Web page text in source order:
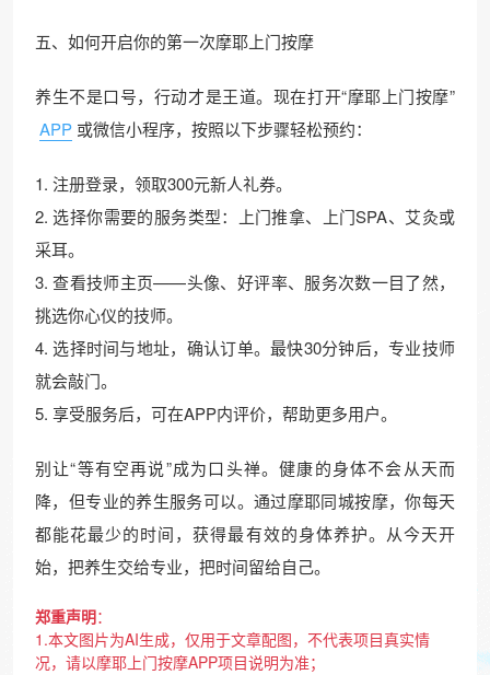
五、如何开启你的第一次摩耶上门按摩
养生不是口号，行动才是王道。现在打开“摩耶上门按摩”
APP 或微信小程序，按照以下步骤轻松预约：
1. 注册登录，领取300元新人礼券。
2. 选择你需要的服务类型：上门推拿、上门SPA、艾灸或
采耳。
3. 查看技师主页——头像、好评率、服务次数一目了然，
挑选你心仪的技师。
4. 选择时间与地址，确认订单。最快30分钟后，专业技师
就会敲门。
5. 享受服务后，可在APP内评价，帮助更多用户。
别让“等有空再说”成为口头禅。健康的身体不会从天而
降，但专业的养生服务可以。通过摩耶同城按摩，你每天
都能花最少的时间，获得最有效的身体养护。从今天开
始，把养生交给专业，把时间留给自己。
郑重声明：
1.本文图片为AI生成，仅用于文章配图，不代表项目真实情
况，请以摩耶上门按摩APP项目说明为准；